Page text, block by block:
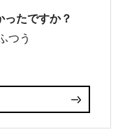
ったですか？
つう